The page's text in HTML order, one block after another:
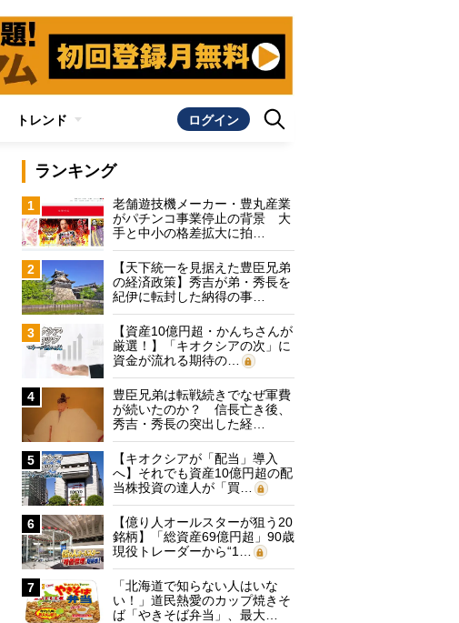
トレンド ログイン
ランキング
1
老舗遊技機メーカー・豊丸産業
がパチンコ事業停止の背景 大
手と中小の格差拡大に拍…
2
【天下統一を見据えた豊臣兄弟
の経済政策】秀吉が弟・秀長を
紀伊に転封した納得の事…
3
【資産10億円超・かんちさんが
厳選！】「キオクシアの次」に
資金が流れる期待の…
4
豊臣兄弟は転戦続きでなぜ軍費
が続いたのか？ 信長亡き後、
秀吉・秀長の突出した経…
5
【キオクシアが「配当」導入
へ】それでも資産10億円超の配
当株投資の達人が「買…
6
【億り人オールスターが狙う20
銘柄】「総資産69億円超」90歳
現役トレーダーから“1…
7
「北海道で知らない人はいな
い！」道民熱愛のカップ焼きそ
ば「やきそば弁当」、最大…